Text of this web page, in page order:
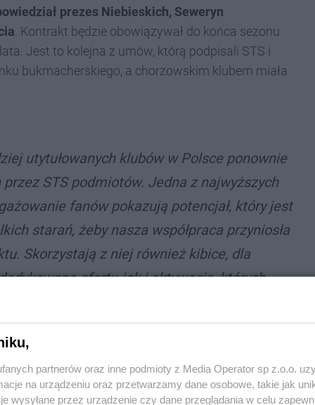
prezes Niebieskich, Seweryn
. Kontrakt będzie obowiązywał do końca sezonu
Jest to kolejna z umów, którą podpisali STS i
bukmacherskiego, a chorzowskim klubem miała
utytułowanych klubów w Polsce ponownie
STS podmiotów. Jedna z najwyższych
fanów pokazują potencjał, który jest
starań, żeby nasza współpraca przyniosła
Skorzystają z niej również kibice, dla
oferty, jak i aktywacje, których
partnerów oraz inne podmioty z Media Operator sp z.o.o.
na urządzeniu oraz przetwarzamy dane osobowe, takie jak
wysyłane przez urządzenie czy dane przeglądania w celu